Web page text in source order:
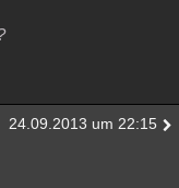
24.09.2013 um 22:15